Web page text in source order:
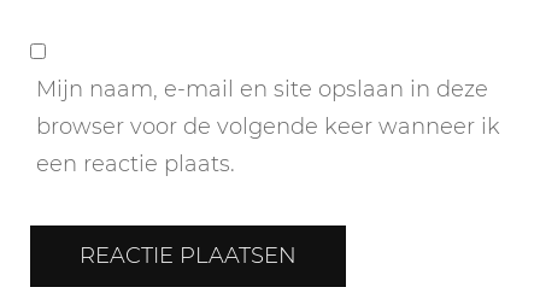
Mijn naam, e-mail en site opslaan in deze
browser voor de volgende keer wanneer ik
een reactie plaats.